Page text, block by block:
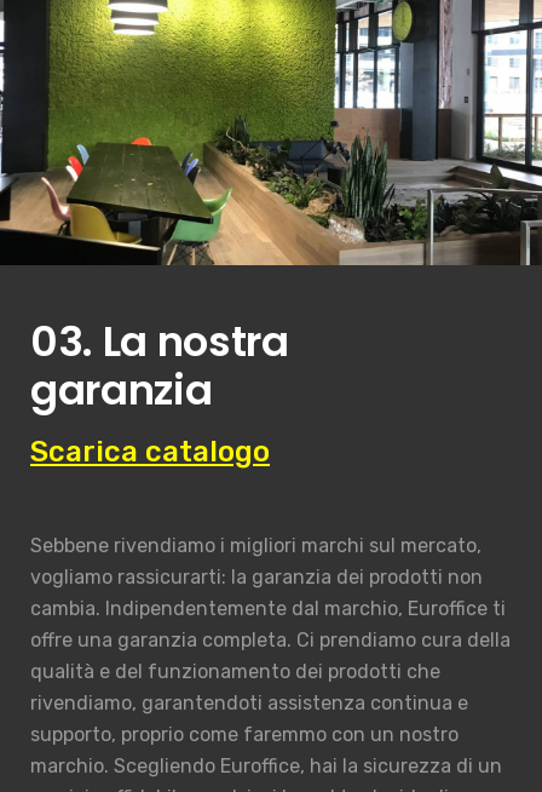
03. La nostra
garanzia
Scarica catalogo
Sebbene rivendiamo i migliori marchi sul mercato,
vogliamo rassicurarti: la garanzia dei prodotti non
cambia. Indipendentemente dal marchio, Euroffice ti
offre una garanzia completa. Ci prendiamo cura della
qualità e del funzionamento dei prodotti che
rivendiamo, garantendoti assistenza continua e
supporto, proprio come faremmo con un nostro
marchio. Scegliendo Euroffice, hai la sicurezza di un